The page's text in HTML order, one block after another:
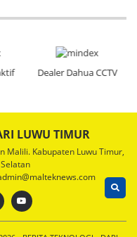
Dealer Dahua CCTV
LUWU TIMUR
Malili. Kabupaten Luwu Timur,